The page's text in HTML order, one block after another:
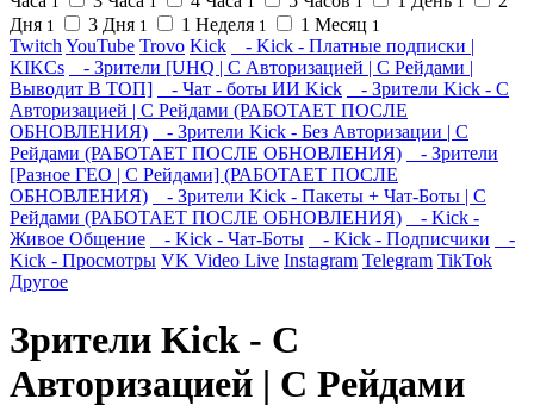
Дня 1 3 Дня 1 1 Неделя 1 1 Месяц 1
Twitch YouTube Trovo Kick
- Kick - Платные подписки |
KIKCs
- Зрители [UHQ | С Авторизацией | С Рейдами |
Выводит В ТОП]
- Чат - боты ИИ Kick
- Зрители Kick - С
Авторизацией | С Рейдами (РАБОТАЕТ ПОСЛЕ
ОБНОВЛЕНИЯ)
- Зрители Kick - Без Авторизации | С
Рейдами (РАБОТАЕТ ПОСЛЕ ОБНОВЛЕНИЯ)
- Зрители
[Разное ГЕО | С Рейдами] (РАБОТАЕТ ПОСЛЕ
ОБНОВЛЕНИЯ)
- Зрители Kick - Пакеты + Чат-Боты | С
Рейдами (РАБОТАЕТ ПОСЛЕ ОБНОВЛЕНИЯ)
- Kick -
Живое Общение
- Kick - Чат-Боты - Kick - Подписчики
-
Kick - Просмотры VK Video Live Instagram Telegram TikTok
Другое
Зрители Kick - С
Авторизацией | С Рейдами